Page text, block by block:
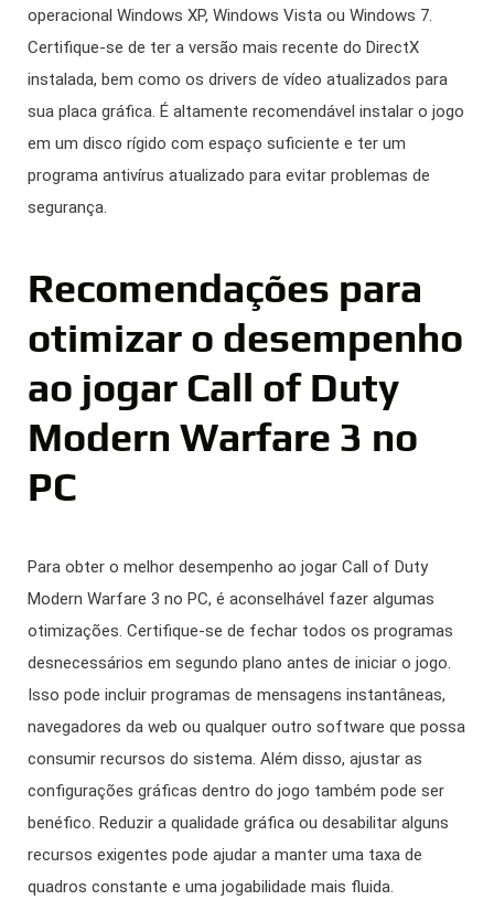
operacional Windows XP, Windows Vista ou Windows 7.
Certifique-se de ter a versão mais recente do DirectX
instalada, bem como os drivers de vídeo atualizados para
sua placa gráfica. É altamente recomendável instalar o jogo
em um disco rígido com espaço suficiente e ter um
programa antivírus atualizado para evitar problemas de
segurança.
Recomendações para
otimizar o desempenho
ao jogar Call of Duty
Modern Warfare 3 no
PC
Para obter o melhor desempenho ao jogar Call of Duty
Modern Warfare 3 no PC, é aconselhável fazer algumas
otimizações. Certifique-se de fechar todos os programas
desnecessários em segundo plano antes de iniciar o jogo.
Isso pode incluir programas de mensagens instantâneas,
navegadores da web ou qualquer outro software que possa
consumir recursos do sistema. Além disso, ajustar as
configurações gráficas dentro do jogo também pode ser
benéfico. Reduzir a qualidade gráfica ou desabilitar alguns
recursos exigentes pode ajudar a manter uma taxa de
quadros constante e uma jogabilidade mais fluida.